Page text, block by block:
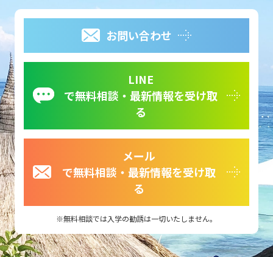
お問い合わせ
LINE
で無料相談・最新情報を受け取
る
メール
で無料相談・最新情報を受け取
る
無料相談では入学の勧誘は一切いたしません。